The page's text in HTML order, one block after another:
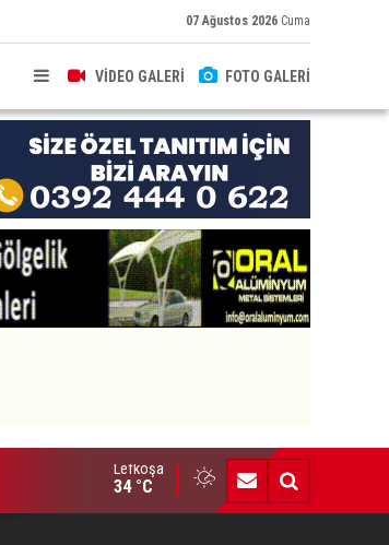
07 Ağustos 2026 Cuma
VİDEO GALERİ FOTO GALERİ
veren sürücü 167 mlgr alkollüydü"
Lefkoşa
34 °C